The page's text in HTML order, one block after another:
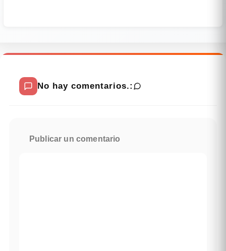
No hay comentarios.:
Publicar un comentario